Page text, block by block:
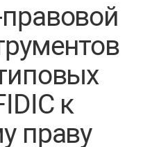
к
праву